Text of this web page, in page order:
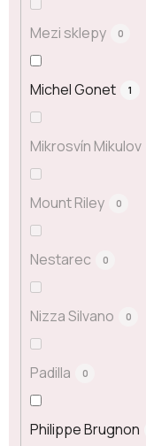
Mezi sklepy 0
Michel Gonet 1
Mikrosvín Mikulov
Mount Riley 0
Nestarec 0
Nizza Silvano 0
Padilla 0
Philippe Brugnon